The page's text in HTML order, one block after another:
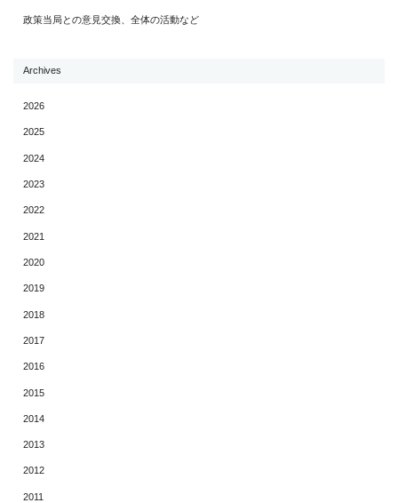
政策当局との意見交換、全体の活動など
Archives
2026
2025
2024
2023
2022
2021
2020
2019
2018
2017
2016
2015
2014
2013
2012
2011